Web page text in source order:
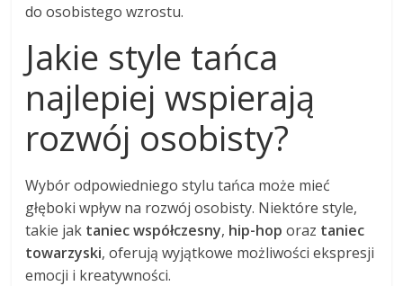
do osobistego wzrostu.
Jakie style tańca
najlepiej wspierają
rozwój osobisty?
Wybór odpowiedniego stylu tańca może mieć
głęboki wpływ na rozwój osobisty. Niektóre style,
takie jak taniec współczesny, hip-hop oraz taniec
towarzyski, oferują wyjątkowe możliwości ekspresji
emocji i kreatywności.